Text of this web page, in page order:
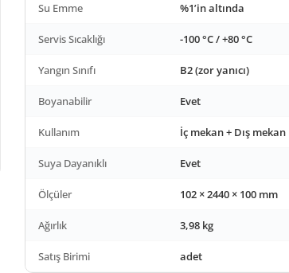
Su Emme %1’in altında
Servis Sıcaklığı -100 °C / +80 °C
Yangın Sınıfı B2 (zor yanıcı)
Boyanabilir Evet
Kullanım İç mekan + Dış mekan
Suya Dayanıklı Evet
Ölçüler 102 × 2440 × 100 mm
Ağırlık 3,98 kg
Satış Birimi adet